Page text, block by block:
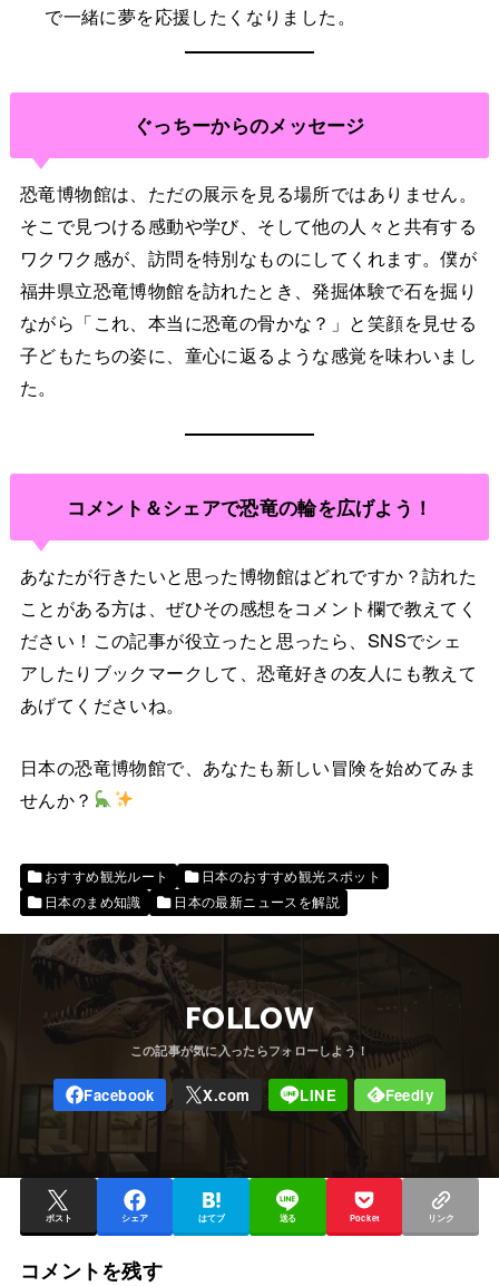
で一緒に夢を応援したくなりました。
ぐっちーからのメッセージ
恐竜博物館は、ただの展示を見る場所ではありません。
そこで見つける感動や学び、そして他の人々と共有する
ワクワク感が、訪問を特別なものにしてくれます。僕が
福井県立恐竜博物館を訪れたとき、発掘体験で石を掘り
ながら「これ、本当に恐竜の骨かな？」と笑顔を見せる
子どもたちの姿に、童心に返るような感覚を味わいまし
た。
コメント＆シェアで恐竜の輪を広げよう！
あなたが行きたいと思った博物館はどれですか？訪れた
ことがある方は、ぜひその感想をコメント欄で教えてく
ださい！この記事が役立ったと思ったら、SNSでシェ
アしたりブックマークして、恐竜好きの友人にも教えて
あげてくださいね。
日本の恐竜博物館で、あなたも新しい冒険を始めてみま
せんか？
おすすめ観光ルート
日本のおすすめ観光スポット
日本のまめ知識
日本の最新ニュースを解説
FOLLOW
ポスト シェア はてブ 送る Pocket リンク
コメントを残す